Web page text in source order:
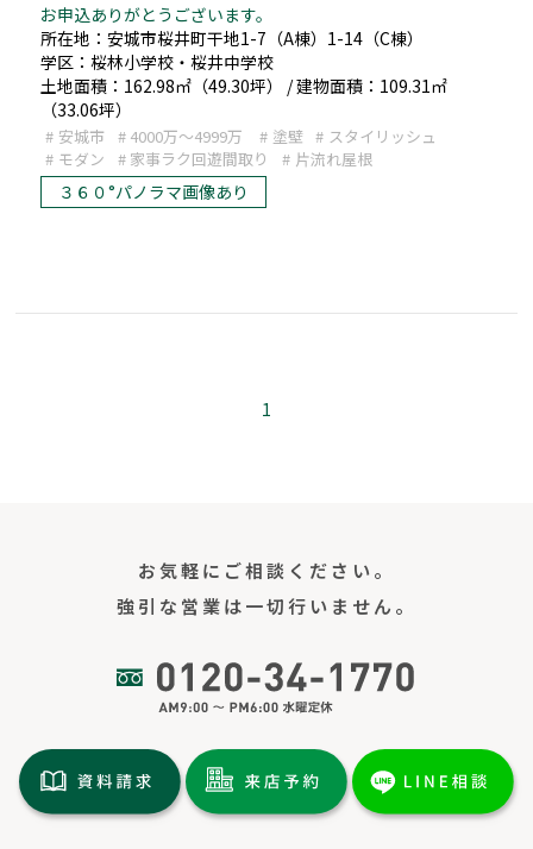
お申込ありがとうございます。
所在地：安城市桜井町干地1-7（A棟）1-14（C棟）
学区：桜林小学校・桜井中学校
土地面積：162.98㎡（49.30坪） / 建物面積：109.31㎡
（33.06坪）
安城市 4000万～4999万 塗壁
スタイリッシュ
モダン
家事ラク回遊間取り 片流れ屋根
３６０°パノラマ画像あり
1
お気軽にご相談ください。
強引な営業は一切行いません。